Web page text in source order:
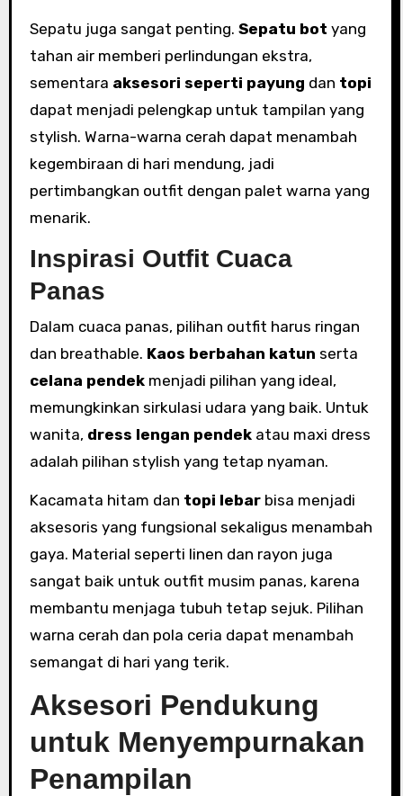
Sepatu juga sangat penting. Sepatu bot yang
tahan air memberi perlindungan ekstra,
sementara aksesori seperti payung dan topi
dapat menjadi pelengkap untuk tampilan yang
stylish. Warna-warna cerah dapat menambah
kegembiraan di hari mendung, jadi
pertimbangkan outfit dengan palet warna yang
menarik.
Inspirasi Outfit Cuaca
Panas
Dalam cuaca panas, pilihan outfit harus ringan
dan breathable. Kaos berbahan katun serta
celana pendekmenjadi pilihan yang ideal,
memungkinkan sirkulasi udara yang baik. Untuk
wanita, dress lengan pendekatau maxi dress
adalah pilihan stylish yang tetap nyaman.
Kacamata hitam dan topi lebarbisa menjadi
aksesoris yang fungsional sekaligus menambah
gaya. Material seperti linen dan rayon juga
sangat baik untuk outfit musim panas, karena
membantu menjaga tubuh tetap sejuk. Pilihan
warna cerah dan pola ceria dapat menambah
semangat di hari yang terik.
Aksesori Pendukung
untuk Menyempurnakan
Penampilan